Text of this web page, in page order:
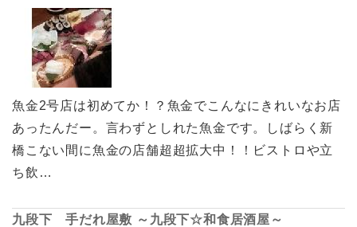
魚金2号店は初めてか！？魚金でこんなにきれいなお店
あったんだー。言わずとしれた魚金です。しばらく新
橋こない間に魚金の店舗超超拡大中！！ビストロや立
ち飲…
九段下 手だれ屋敷 ～九段下☆和食居酒屋～